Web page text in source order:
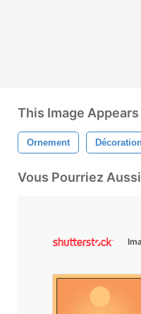
This Image
Ornement
Vous Pourriez